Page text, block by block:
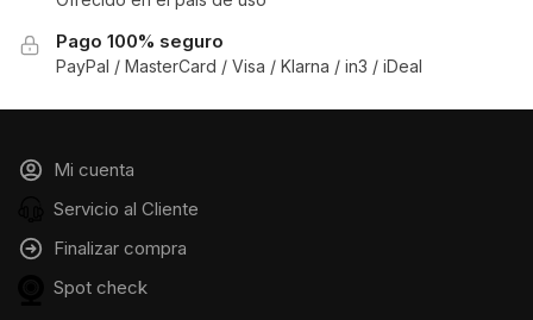
Pago 100% seguro
PayPal / MasterCard / Visa / Klarna / in3 / iDeal
Mi cuenta
Servicio al Cliente
Finalizar compra
Spot check